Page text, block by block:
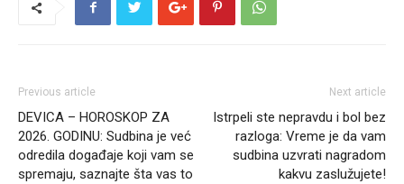
Previous article
DEVICA – HOROSKOP ZA
2026. GODINU: Sudbina je već
odredila događaje koji vam se
spremaju, saznajte šta vas to
Next article
Istrpeli ste nepravdu i bol bez
razloga: Vreme je da vam
sudbina uzvrati nagradom
kakvu zaslužujete!